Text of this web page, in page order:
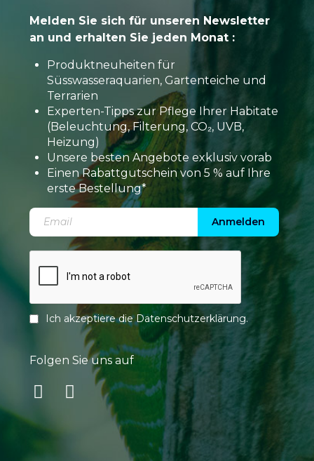
Melden Sie sich für unseren Newsletter
an und erhalten Sie jeden Monat :
Produktneuheiten für
Süsswasseraquarien, Gartenteiche und
Terrarien
Experten-Tipps zur Pflege Ihrer Habitate
(Beleuchtung, Filterung, CO₂, UVB,
Heizung)
Unsere besten Angebote exklusiv vorab
Einen Rabattgutschein von 5 % auf Ihre
erste Bestellung*
Anmelden
Ich akzeptiere dieDatenschutzerklärung.
Folgen Sie uns auf